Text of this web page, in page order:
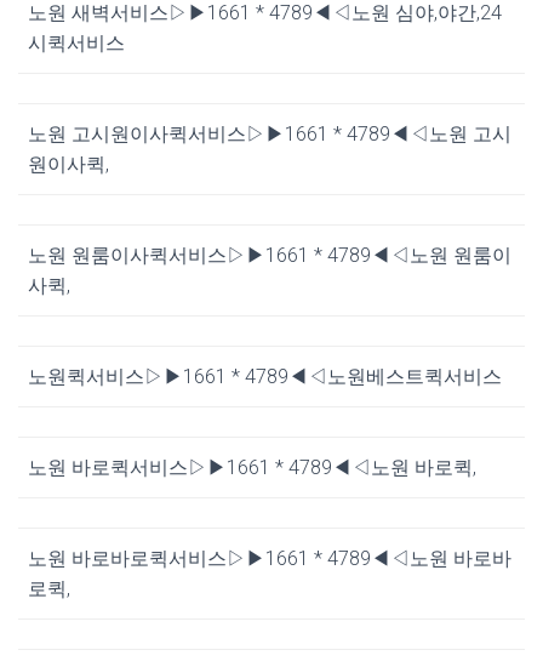
노원 새벽서비스▷▶1661 * 4789◀◁노원 심야,야간,24
시퀵서비스
노원 고시원이사퀵서비스▷▶1661 * 4789◀◁노원 고시
원이사퀵,
노원 원룸이사퀵서비스▷▶1661 * 4789◀◁노원 원룸이
사퀵,
노원퀵서비스▷▶1661 * 4789◀◁노원베스트퀵서비스
노원 바로퀵서비스▷▶1661 * 4789◀◁노원 바로퀵,
노원 바로바로퀵서비스▷▶1661 * 4789◀◁노원 바로바
로퀵,